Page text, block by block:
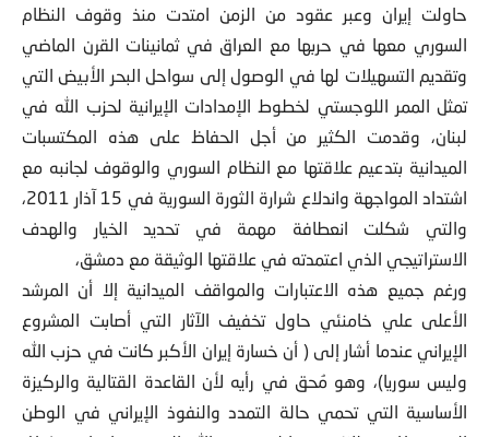
حاولت إيران وعبر عقود من الزمن امتدت منذ وقوف النظام
السوري معها في حربها مع العراق في ثمانينات القرن الماضي
وتقديم التسهيلات لها في الوصول إلى سواحل البحر الأبيض التي
تمثل الممر اللوجستي لخطوط الإمدادات الإيرانية لحزب الله في
لبنان، وقدمت الكثير من أجل الحفاظ على هذه المكتسبات
الميدانية بتدعيم علاقتها مع النظام السوري والوقوف لجانبه مع
اشتداد المواجهة واندلاع شرارة الثورة السورية في 15 آذار 2011،
والتي شكلت انعطافة مهمة في تحديد الخيار والهدف
الاستراتيجي الذي اعتمدته في علاقتها الوثيقة مع دمشق،
ورغم جميع هذه الاعتبارات والمواقف الميدانية إلا أن المرشد
الأعلى علي خامنئي حاول تخفيف الآثار التي أصابت المشروع
الإيراني عندما أشار إلى ( أن خسارة إيران الأكبر كانت في حزب الله
وليس سوريا)، وهو مُحق في رأيه لأن القاعدة القتالية والركيزة
الأساسية التي تحمي حالة التمدد والنفوذ الإيراني في الوطن